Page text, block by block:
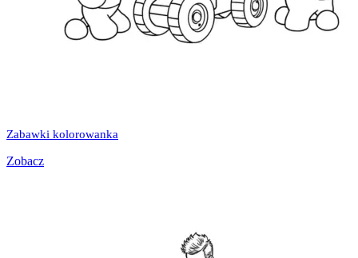
Zabawki kolorowanka
Zobacz